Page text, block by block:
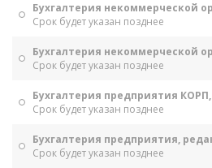
Бухгалтерия некоммерческой
Срок будет указан позднее
Бухгалтерия некоммерческой
Срок будет указан позднее
Бухгалтерия предприятия
Срок будет указан позднее
Бухгалтерия предприятия,
Срок будет указан позднее